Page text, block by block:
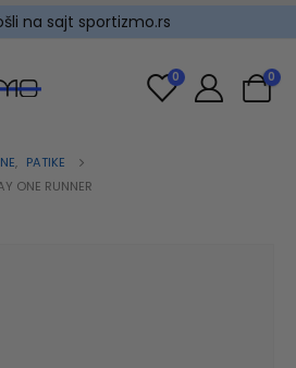
na sajt sportizmo.rs
0 0
, PATIKE
ONE RUNNER